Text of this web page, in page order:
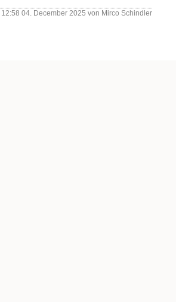
12:58 04. December 2025 von Mirco Schindler